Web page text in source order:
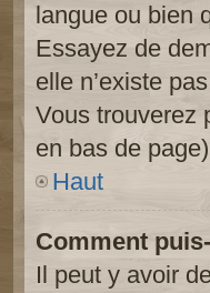
langue ou bien
Essayez de
elle n’existe
Vous trouverez
en bas de
Haut
Comment
Il peut y avoir